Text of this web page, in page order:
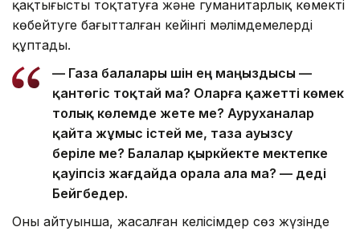
қақтығысты тоқтатуға және гуманитарлық көмекті
көбейтуге бағытталған кейінгі мәлімдемелерді
құптады.
— Газа балалары үшін ең маңыздысы —
қантөгіс тоқтай ма? Оларға қажетті көмек
толық көлемде жете ме? Ауруханалар
қайта жұмыс істей ме, таза ауызсу
беріле ме? Балалар қыркүйекте мектепке
қауіпсіз жағдайда орала ала ма? — деді
Бейгбедер.
Оның айтуынша, жасалған келісімдер сөз жүзінде